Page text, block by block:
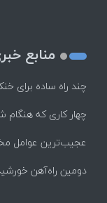
منابع
چند راه‌ ساده برای
چهار کاری که هنگام
عجیب‌ترین عوامل
دومین راه‌آهن